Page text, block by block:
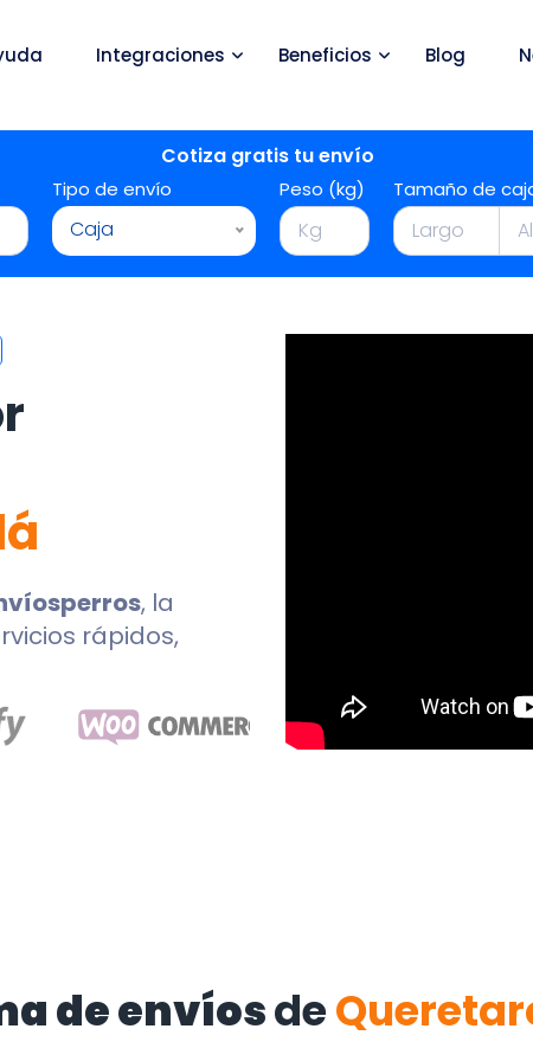
Integraciones Beneficios Blog
Cotiza gratis tu envío
Tipo de envío
Caja
Peso (kg) Tamaño de
, la
rápidos,
de envíosde